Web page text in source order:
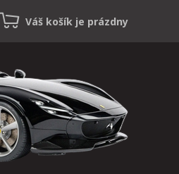
Váš košík je prázdny